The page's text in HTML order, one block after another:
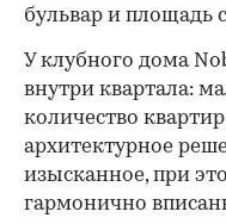
бульвар и площадь
У клубного дома
внутри квартала:
количество
архитектурное
изысканное, при
гармонично